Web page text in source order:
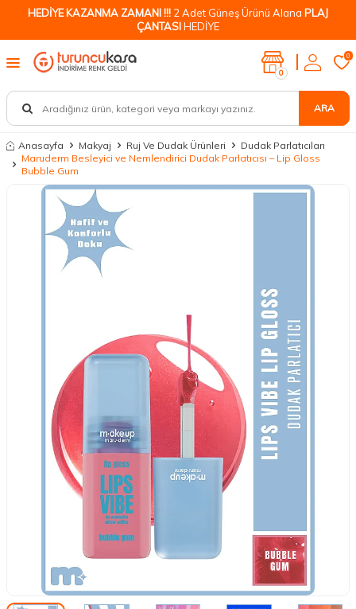
HEDİYE KAZANMA ZAMANI !!! 2 Adet Güneş Ürünü Alana PLAJ
ÇANTASIHEDİYE
ARA
0
0
Anasayfa Makyaj Ruj Ve Dudak Ürünleri
Dudak Parlatıcıları
Maruderm Besleyici ve Nemlendirici Dudak Parlatıcısı – Lip Gloss
Bubble Gum